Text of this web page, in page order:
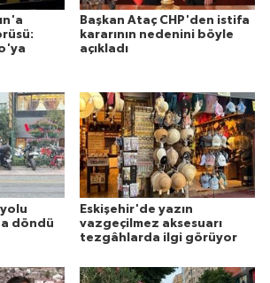
Başkan Ataç CHP'den istifa
kararının nedenini böyle
açıkladı
döndü
Eskişehir'de yazın
vazgeçilmez aksesuarı
tezgâhlarda ilgi görüyor